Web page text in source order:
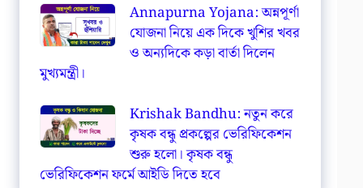
Annapurna Yojana: অন্নপূর্ণা
যোজনা নিয়ে এক দিকে খুশির খবর
ও অন্যদিকে কড়া বার্তা দিলেন
মুখ্যমন্ত্রী।
Krishak Bandhu: নতুন করে
কৃষক বন্ধু প্রকল্পের ভেরিফিকেশন
শুরু হলো। কৃষক বন্ধু
ভেরিফিকেশন ফর্মে আইডি দিতে হবে